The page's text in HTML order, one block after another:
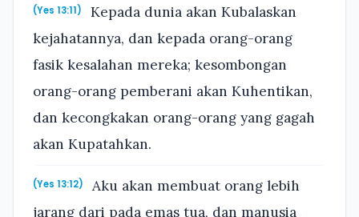
(Yes 13:11)
Kepada dunia akan Kubalaskan
kejahatannya, dan kepada orang-orang
fasik kesalahan mereka; kesombongan
orang-orang pemberani akan Kuhentikan,
dan kecongkakan orang-orang yang gagah
akan Kupatahkan.
(Yes 13:12)
Aku akan membuat orang lebih
jarang dari pada emas tua, dan manusia